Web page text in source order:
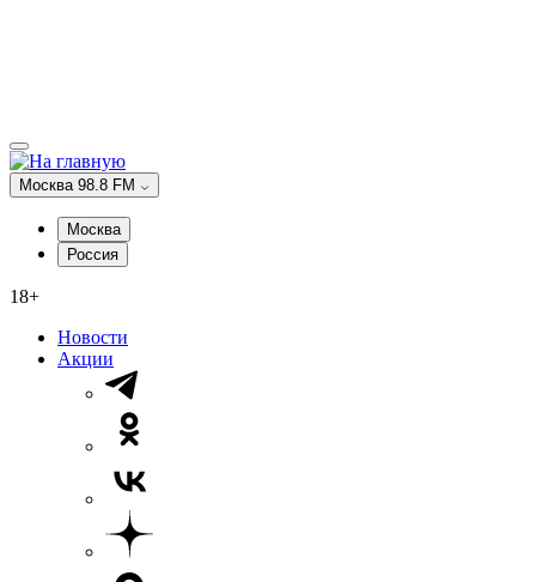
Москва 98.8 FM
Москва
Россия
18+
Новости
Акции